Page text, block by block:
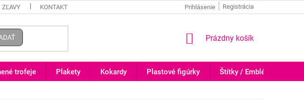
ZĽAVY KONTAKT Registrácia
Prihlásenie
NÁKUPNÝ
Prázdny košík
trofeje Plakety Kokardy Plastové figúrky Štítky / Emblémy